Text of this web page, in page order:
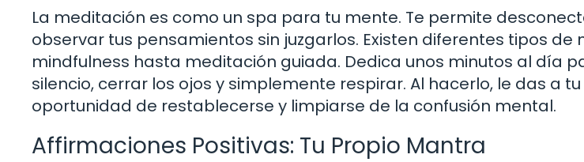
La meditación es como un spa para tu mente. Te permite
observar tus pensamientos sin juzgarlos. Existen diferentes tipos de
mindfulness hasta meditación guiada. Dedica unos minutos al día
silencio, cerrar los ojos y simplemente respirar. Al hacerlo, le das a
oportunidad de restablecerse y limpiarse de la confusión mental.
Affirmaciones Positivas: Tu Propio Mantra